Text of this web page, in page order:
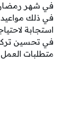
في شهر رمضان
في ذلك مواعيد
استجابة
في تحسين
متطلبات العمل